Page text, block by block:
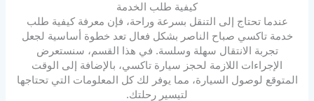
كيفية طلب الخدمة
عندما تحتاج إلى التنقل بسرعة وراحة، فإن معرفة كيفية طلب
خدمة تاكسي صباح الناصر بشكل فعال تعد خطوة أساسية لجعل
تجربة الانتقال سهلة وسلسة. في هذا القسم، سنستعرض
الإجراءات اللازمة لحجز سيارة تاكسي، بالإضافة إلى الوقت
المتوقع لوصول السيارة، مما يوفر لك كل المعلومات التي تحتاجها
لتيسير رحلتك.